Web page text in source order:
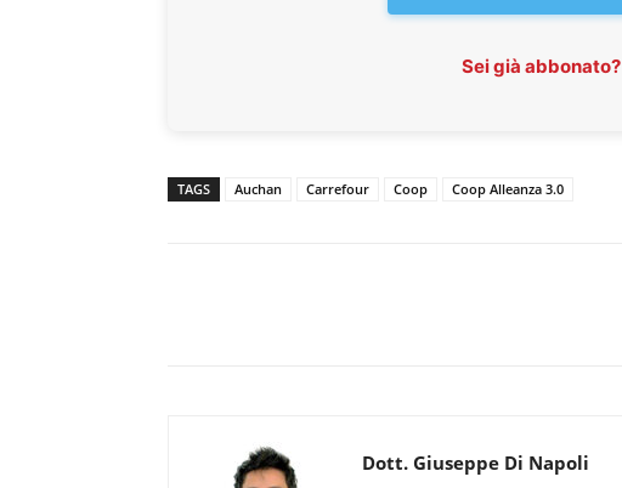
Sei già abbonato?
TAGS Auchan Carrefour Coop Coop Alleanza 3.0
Dott. Giuseppe Di Napoli